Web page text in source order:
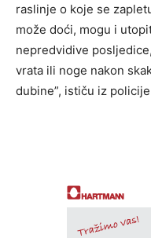
raslinje o koje se
može doći, mogu i
nepredvidive
vrata ili noge nakon
dubine”, ističu iz